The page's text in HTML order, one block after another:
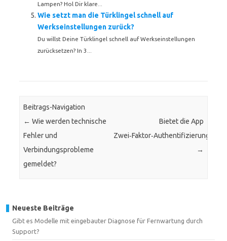
Lampen? Hol Dir klare...
Wie setzt man die Türklingel schnell auf
Werkseinstellungen zurück?
Du willst Deine Türklingel schnell auf Werkseinstellungen
zurücksetzen? In 3...
Beitrags-Navigation
← Wie werden technische
Fehler und
Verbindungsprobleme
gemeldet?
Bietet die App
Zwei‑Faktor‑Authentifizierung?
→
Neueste Beiträge
Gibt es Modelle mit eingebauter Diagnose für Fernwartung durch
Support?